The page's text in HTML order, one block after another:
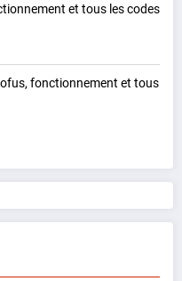
et tous les codes
fonctionnement et tous